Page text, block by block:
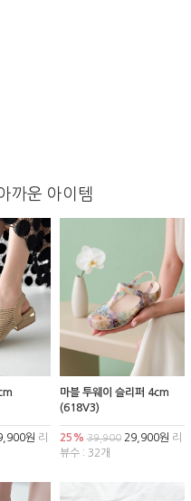
까운 아이템
원 리
마블 투웨이 슬리퍼 4cm
(618V3)
25% 39,90029,900원 리
뷰수 : 32개